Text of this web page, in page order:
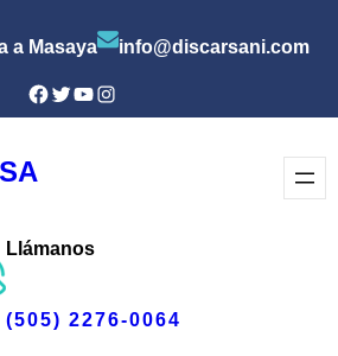
a Masaya info@discarsani.com
Facebook
Twitter
YouTube
Instagram
Llámanos
(505) 2276-0064